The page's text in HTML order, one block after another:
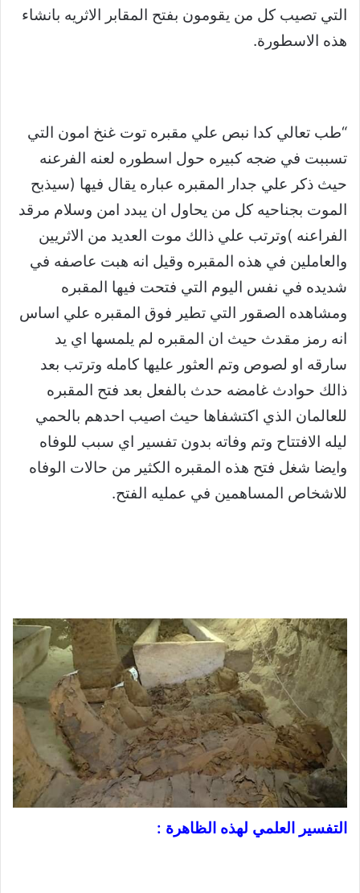
التي تصيب كل من يقومون بفتح المقابر الاثريه بانشاء
هذه الاسطورة.
“طب تعالي كدا نبص علي مقبره توت غنخ امون التي
تسببت في ضجه كبيره حول اسطوره لعنه الفرعنه
حيث ذكر علي جدار المقبره عباره يقال فيها (سيذبح
الموت بجناحيه كل من يحاول ان يبدد امن وسلام مرقد
الفراعنه )وترتب علي ذالك موت العديد من الاثريين
والعاملين في هذه المقبره وقيل انه هبت عاصفه في
شديده في نفس اليوم التي فتحت فيها المقبره
ومشاهده الصقور التي تطير فوق المقبره علي اساس
انه رمز مقدث حيث ان المقبره لم يلمسها اي يد
سارقه او لصوص وتم العثور عليها كامله وترتب بعد
ذالك حوادث غامضه حدث بالفعل بعد فتح المقبره
للعالمان الذي اكتشفاها حيث اصيب احدهم بالحمي
ليله الافتتاح وتم وفاته بدون تفسير اي سبب للوفاه
وايضا شغل فتح هذه المقبره الكثير من حالات الوفاه
للاشخاص المساهمين في عمليه الفتح.
التفسير العلمي لهذه الظاهرة :